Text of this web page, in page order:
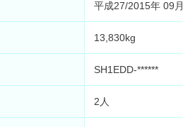
平成27/2015年 09月
13,830kg
SH1EDD-******
2人